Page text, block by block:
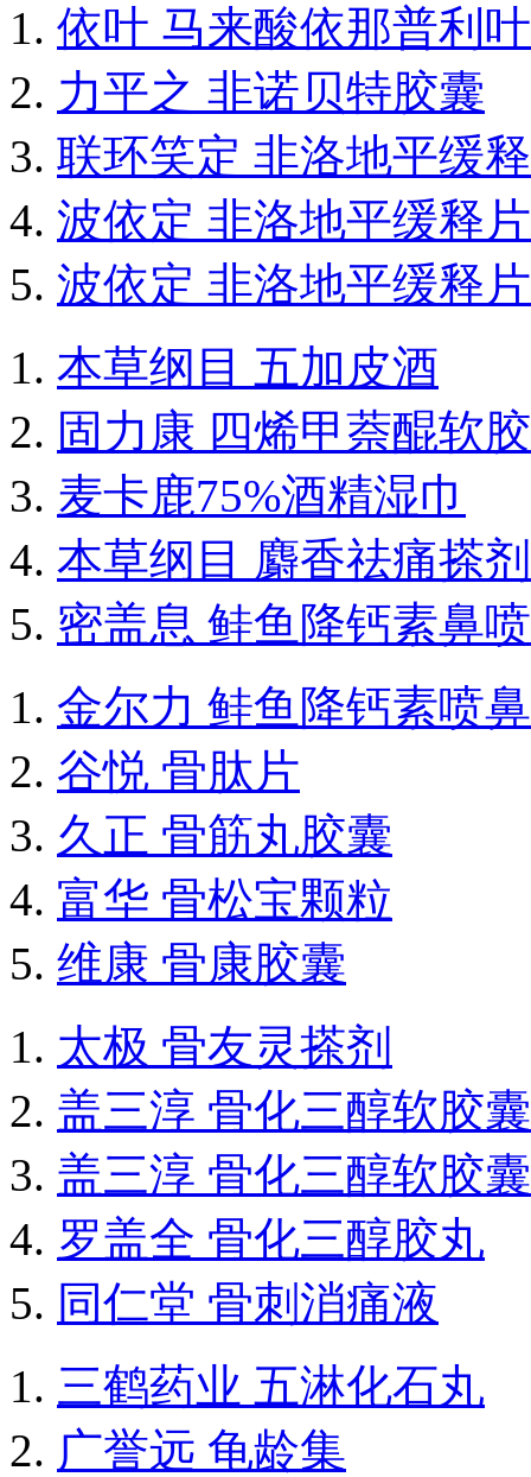
依叶 马来酸依那普利
力平之 非诺贝特胶囊
联环笑定 非洛地平缓
波依定 非洛地平缓释片
波依定 非洛地平缓释片
本草纲目 五加皮酒
固力康 四烯甲萘醌软
麦卡鹿75%酒精湿巾
本草纲目 麝香祛痛搽剂
密盖息 鲑鱼降钙素鼻
金尔力 鲑鱼降钙素喷
谷悦 骨肽片
久正 骨筋丸胶囊
富华 骨松宝颗粒
维康 骨康胶囊
太极 骨友灵搽剂
盖三淳 骨化三醇软胶囊
盖三淳 骨化三醇软胶囊
罗盖全 骨化三醇胶丸
同仁堂 骨刺消痛液
三鹤药业 五淋化石丸
广誉远 龟龄集